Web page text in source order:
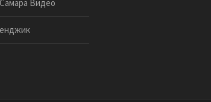
Видео